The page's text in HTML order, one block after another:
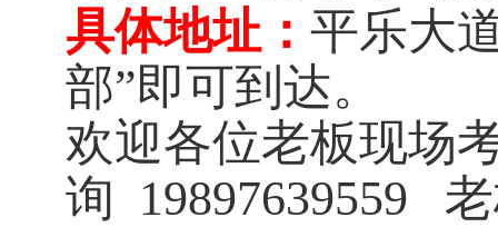
具体地址： 平乐大
部”即可到达。
欢迎各位老板现场
询 19897639559